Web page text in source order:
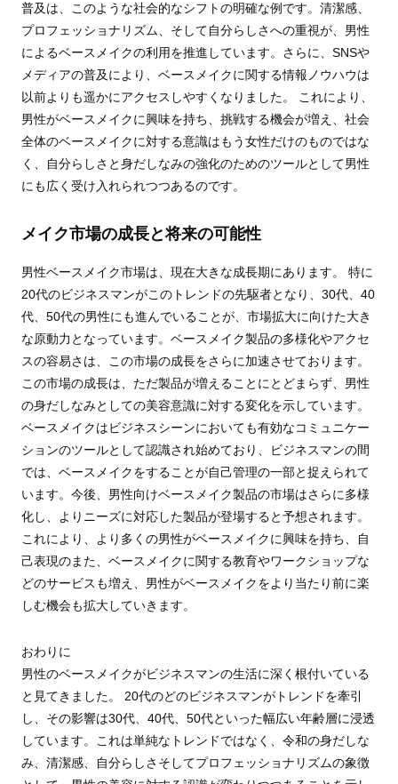
普及は、このような社会的なシフトの明確な例です。清潔感、
プロフェッショナリズム、そして自分らしさへの重視が、男性
によるベースメイクの利用を推進しています。さらに、SNSや
メディアの普及により、ベースメイクに関する情報ノウハウは
以前よりも遥かにアクセスしやすくなりました。 これにより、
男性がベースメイクに興味を持ち、挑戦する機会が増え、社会
全体のベースメイクに対する意識はもう女性だけのものではな
く、自分らしさと身だしなみの強化のためのツールとして男性
にも広く受け入れられつつあるのです。
メイク市場の成長と将来の可能性
男性ベースメイク市場は、現在大きな成長期にあります。 特に
20代のビジネスマンがこのトレンドの先駆者となり、30代、40
代、50代の男性にも進んでいることが、市場拡大に向けた大き
な原動力となっています。ベースメイク製品の多様化やアクセ
スの容易さは、この市場の成長をさらに加速させております。
この市場の成長は、ただ製品が増えることにとどまらず、男性
の身だしなみとしての美容意識に対する変化を示しています。
ベースメイクはビジネスシーンにおいても有効なコミュニケー
ションのツールとして認識され始めており、ビジネスマンの間
では、ベースメイクをすることが自己管理の一部と捉えられて
います。今後、男性向けベースメイク製品の市場はさらに多様
化し、よりニーズに対応した製品が登場すると予想されます。
これにより、より多くの男性がベースメイクに興味を持ち、自
己表現のまた、ベースメイクに関する教育やワークショップな
どのサービスも増え、男性がベースメイクをより当たり前に楽
しむ機会も拡大していきます。
おわりに
男性のベースメイクがビジネスマンの生活に深く根付いている
と見てきました。 20代のどのビジネスマンがトレンドを牽引
し、その影響は30代、40代、50代といった幅広い年齢層に浸透
しています。これは単純なトレンドではなく、令和の身だしな
み、清潔感、自分らしさそしてプロフェッショナリズムの象徴